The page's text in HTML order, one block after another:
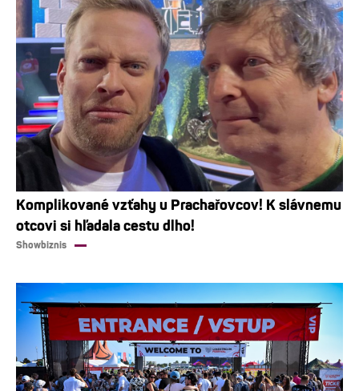
Komplikované vzťahy u Prachařovcov! K slávnemu
otcovi si hľadala cestu dlho!
Showbiznis